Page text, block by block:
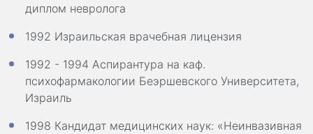
диплом невролога
1992 Израильская врачебная лицензия
1992 - 1994 Аспирантура на каф.
психофармакологии Беэршевского Университета,
Израиль
1998 Кандидат медицинских наук: «Неинвазивная